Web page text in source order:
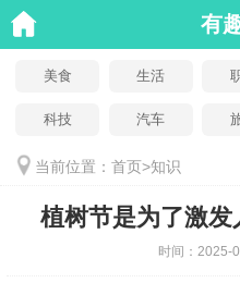
有
美食 生活
科技 汽车
当前位置： 首页>知识
植树节是为了激
时间： 2025-